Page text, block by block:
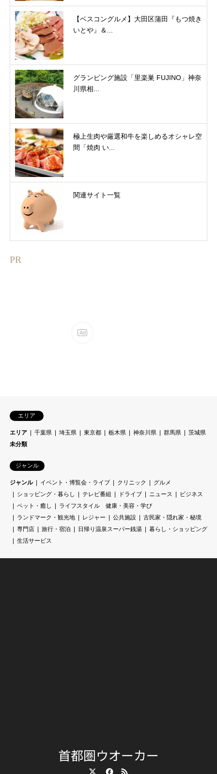
【ベスコングルメ】大田区蒲田『もつ焼き
いとや』＆...
グランピング施設「里楽巣 FUJINO」神奈
川県相...
極上生肉や厳選和牛を楽しめるオシャレ空
間「焼肉 い...
関連サイト一覧
PR
エリア
エリア 千葉県 埼玉県 東京都 栃木県 神奈川県 群馬県
茨城県
未分類
ジャンル
ジャンル イベント・博覧会・ライブ クリニック
グルメ
ショッピング・暮らし
テレビ番組 ドライブ ニュース
ビジネス
ペット・癒し
ライフスタイル 健康・美容・学び
ランドマーク・観光地
レジャー 公共施設
古民家・隠れ家・秘境
専門店
旅行・宿泊 日帰り温泉スーパー銭湯
暮らし・ショッピング
生活サービス
首都圏ウオーカー